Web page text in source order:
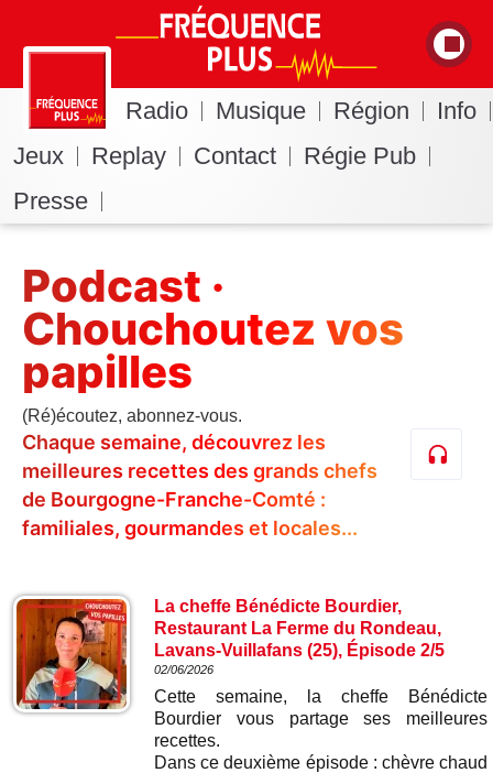
Radio Musique Région
Info
Jeux
Replay Contact
Régie Pub
Presse
Podcast ·
Chouchoutez vos
papilles
(Ré)écoutez, abonnez-vous.
Chaque semaine, découvrez les
meilleures recettes des grands chefs
de Bourgogne-Franche-Comté :
familiales, gourmandes et locales...
La cheffe Bénédicte Bourdier,
Restaurant La Ferme du Rondeau,
Lavans-Vuillafans (25), Épisode 2/5
02/06/2026
Cette semaine, la cheffe Bénédicte
Bourdier vous partage ses meilleures
recettes.
Dans ce deuxième épisode : chèvre chaud